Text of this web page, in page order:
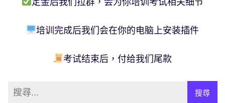
培训完成后我们会在你的电脑上安装插件
考试结束后，付给我们尾款